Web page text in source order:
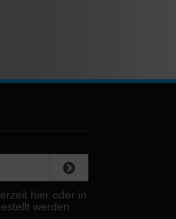
hier oder in
werden.